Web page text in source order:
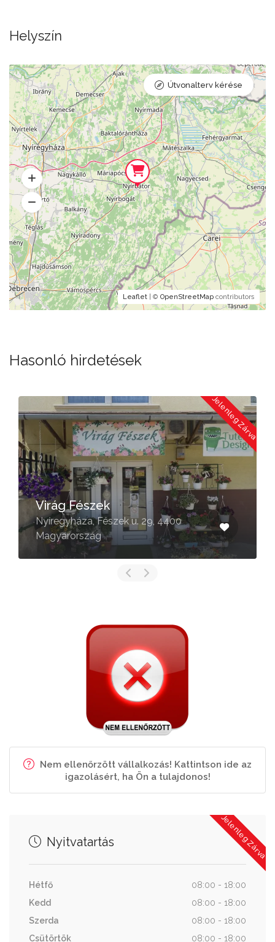
Helyszín
Leaflet | © OpenStreetMap contributors
Útvonalterv kérése
Hasonló hirdetések
Jelenleg Zárva
Virág Fészek
Nyíregyháza, Fészek u. 29, 4400
Magyarország
Nem ellenőrzött vállalkozás! Kattintson ide az
igazolásért, ha Ön a tulajdonos!
Jelenleg Zárva
Nyitvatartás
Hétfő
08:00 - 18:00
Kedd
08:00 - 18:00
Szerda
08:00 - 18:00
Csütörtök
08:00 - 18:00